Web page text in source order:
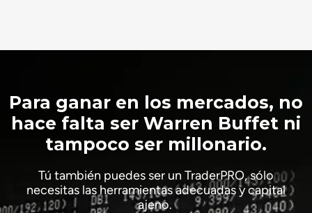
Para ganar en los mercados, no
hace falta ser Warren Buffet ni
tampoco ser millonario.
Tú también puedes ser un TraderPRO, sólo
necesitas las herramientas adecuadas y capital
ajeno.